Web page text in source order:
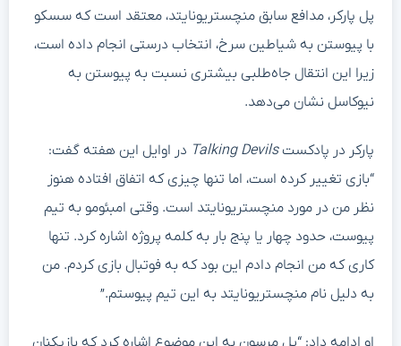
پل پارکر، مدافع سابق منچستریونایتد، معتقد است که سسکو
با پیوستن به شیاطین سرخ، انتخاب درستی انجام داده است،
زیرا این انتقال جاه‌طلبی بیشتری نسبت به پیوستن به
نیوکاسل نشان می‌دهد.
پارکر در پادکستTalking Devils در اوایل این هفته گفت:
“بازی تغییر کرده است، اما تنها چیزی که اتفاق افتاده هنوز
نظر من در مورد منچستریونایتد است. وقتی امبئومو به تیم
پیوست، حدود چهار یا پنج بار به کلمه پروژه اشاره کرد. تنها
کاری که من انجام دادم این بود که به فوتبال بازی کردم. من
به دلیل نام منچستریونایتد به این تیم پیوستم.”
او ادامه داد: “پل مرسون به این موضوع اشاره کرد که بازیکنان